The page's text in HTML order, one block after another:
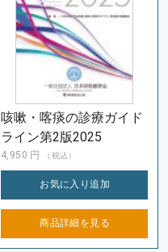
咳嗽・喀痰の診療ガイド
ライン第2版2025
4,950 円 （税込）
お気に入り追加
商品詳細を 見る